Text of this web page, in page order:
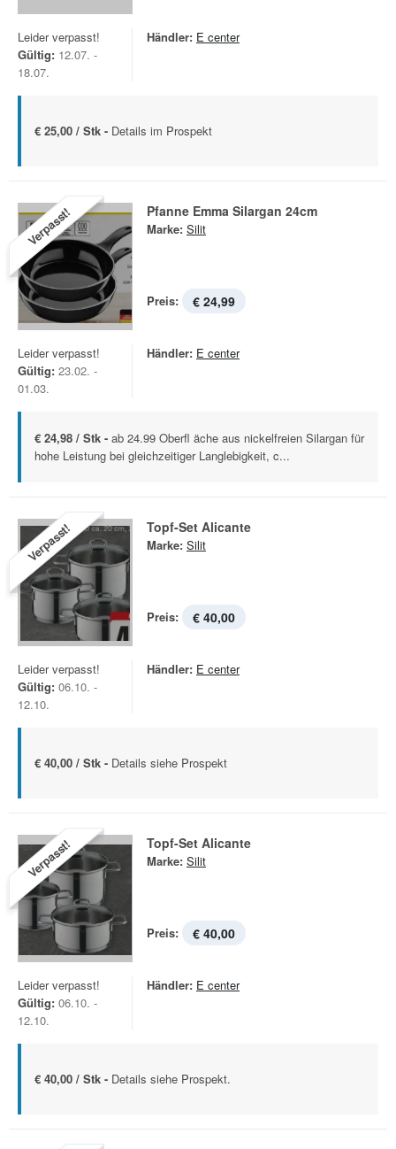
Leider verpasst!
Gültig: 12.07. -
18.07.
Händler: E center
€ 25,00 / Stk - Details im Prospekt
Verpasst! Pfanne Emma Silargan 24cm
Marke: Silit
Preis: € 24,99
Leider verpasst!
Gültig: 23.02. -
01.03.
Händler: E center
€ 24,98 / Stk - ab 24.99 Oberfl äche aus nickelfreien Silargan für
hohe Leistung bei gleichzeitiger Langlebigkeit, c...
Verpasst! Topf-Set Alicante
Marke: Silit
Preis: € 40,00
Leider verpasst!
Gültig: 06.10. -
12.10.
Händler: E center
€ 40,00 / Stk - Details siehe Prospekt
Verpasst! Topf-Set Alicante
Marke: Silit
Preis: € 40,00
Leider verpasst!
Gültig: 06.10. -
12.10.
Händler: E center
€ 40,00 / Stk - Details siehe Prospekt.